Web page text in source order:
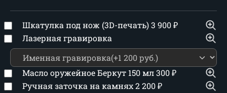
Шкатулка под нож (3D-печать)3 900₽
Лазерная гравировка
Масло оружейное Беркут 150 мл300₽
Ручная заточка на камнях2 200₽